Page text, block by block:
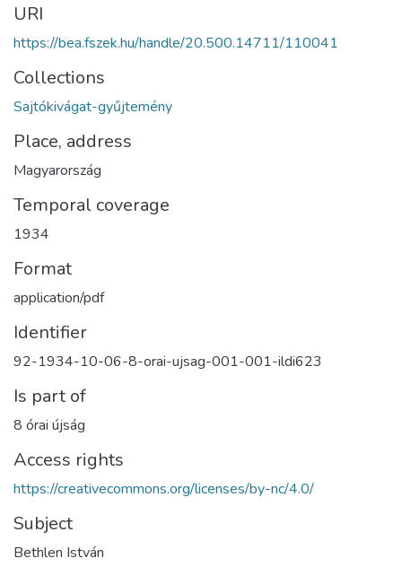
URI
https://bea.fszek.hu/handle/20.500.14711/110041
Collections
Sajtókivágat-gyűjtemény
Place, address
Magyarország
Temporal coverage
1934
Format
application/pdf
Identifier
92-1934-10-06-8-orai-ujsag-001-001-ildi623
Is part of
8 órai újság
Access rights
https://creativecommons.org/licenses/by-nc/4.0/
Subject
Bethlen István